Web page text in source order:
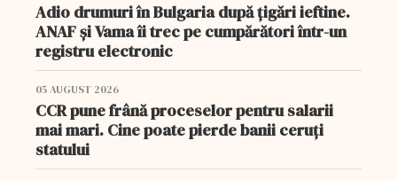
Adio drumuri în Bulgaria după țigări ieftine.
ANAF și Vama îi trec pe cumpărători într-un
registru electronic
05 AUGUST 2026
CCR pune frână proceselor pentru salarii
mai mari. Cine poate pierde banii ceruți
statului